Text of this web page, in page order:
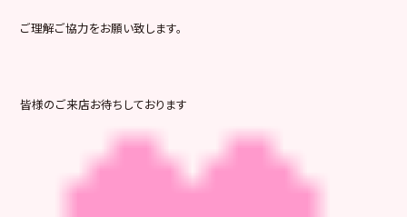
ご理解ご協力をお願い致します。
皆様のご来店お待ちしております